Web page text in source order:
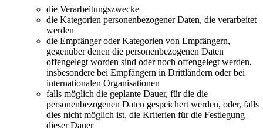
die Verarbeitungszwecke
die Kategorien personenbezogener Daten, die verarbeitet
werden
die Empfänger oder Kategorien von Empfängern,
gegenüber denen die personenbezogenen Daten
offengelegt worden sind oder noch offengelegt werden,
insbesondere bei Empfängern in Drittländern oder bei
internationalen Organisationen
falls möglich die geplante Dauer, für die die
personenbezogenen Daten gespeichert werden, oder, falls
dies nicht möglich ist, die Kriterien für die Festlegung
dieser Dauer